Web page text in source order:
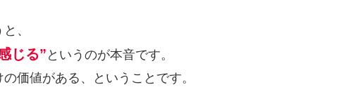
、
じる” というのが本音です。
価値がある、ということです。